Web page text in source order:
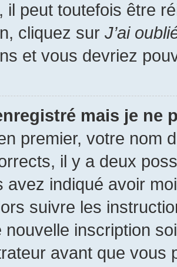
il peut toutefois être
cliquez sur J’ai
et vous devriez
mais je ne
premier, votre nom
il y a deux
avez indiqué avoir
suivre les
nouvelle inscription
avant que